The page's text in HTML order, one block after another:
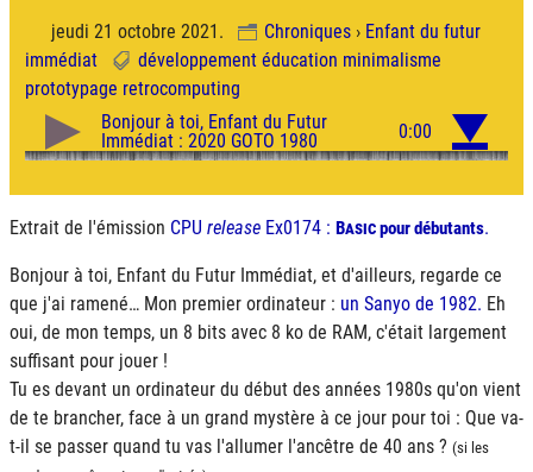
jeudi 21 octobre 2021. Chroniques› Enfant du futur
immédiat
développement éducation minimalisme
prototypage retrocomputing
Extrait de l'émission CPU release Ex0174 : Basicpour débutants.
Bonjour à toi, Enfant du Futur Immédiat, et d'ailleurs, regarde ce
que j'ai ramené… Mon premier ordinateur : un Sanyo de 1982. Eh
oui, de mon temps, un 8 bits avec 8 ko de RAM, c'était largement
suffisant pour jouer !
Tu es devant un ordinateur du début des années 1980s qu'on vient
de te brancher, face à un grand mystère à ce jour pour toi : Que va-
t-il se passer quand tu vas l'allumer l'ancêtre de 40 ans ? (si les